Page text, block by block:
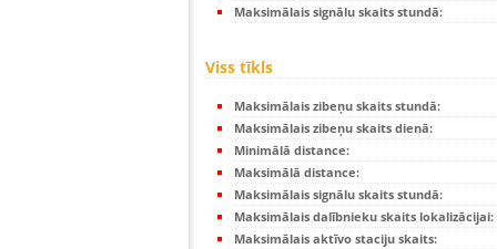
Maksimālais signālu skaits stundā:
Viss tīkls
Maksimālais zibeņu skaits stundā:
Maksimālais zibeņu skaits dienā:
Minimālā distance:
Maksimālā distance:
Maksimālais signālu skaits stundā:
Maksimālais dalībnieku skaits lokalizācijai:
Maksimālais aktīvo staciju skaits: